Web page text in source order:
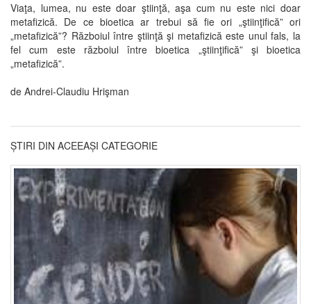
Viaţa, lumea, nu este doar ştiinţă, aşa cum nu este nici doar
metafizică. De ce bioetica ar trebui să fie ori „ştiinţifică” ori
„metafizică”? Războiul între ştiinţă şi metafizică este unul fals, la
fel cum este războiul între bioetica „ştiinţifică” şi bioetica
„metafizică”.
de Andrei-Claudiu Hrişman
ȘTIRI DIN ACEEAȘI CATEGORIE